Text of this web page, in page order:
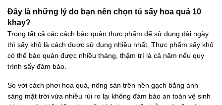
Đây là những lý do bạn nên chọn tủ sấy hoa quả 10
khay?
Trong tất cả các cách bảo quản thực phẩm để sử dụng dài ngày
thì sấy khô là cách được sử dụng nhiều nhất. Thực phẩm sấy khô
có thể bảo quản được nhiều tháng, thậm trí là cả năm nếu quy
trình sấy đảm bảo.
So với cách phơi hoa quả, nông sản trên nền gạch bằng ánh
sáng mặt trời vừa nhiều rủi ro lại không đảm bảo an toàn vệ sinh